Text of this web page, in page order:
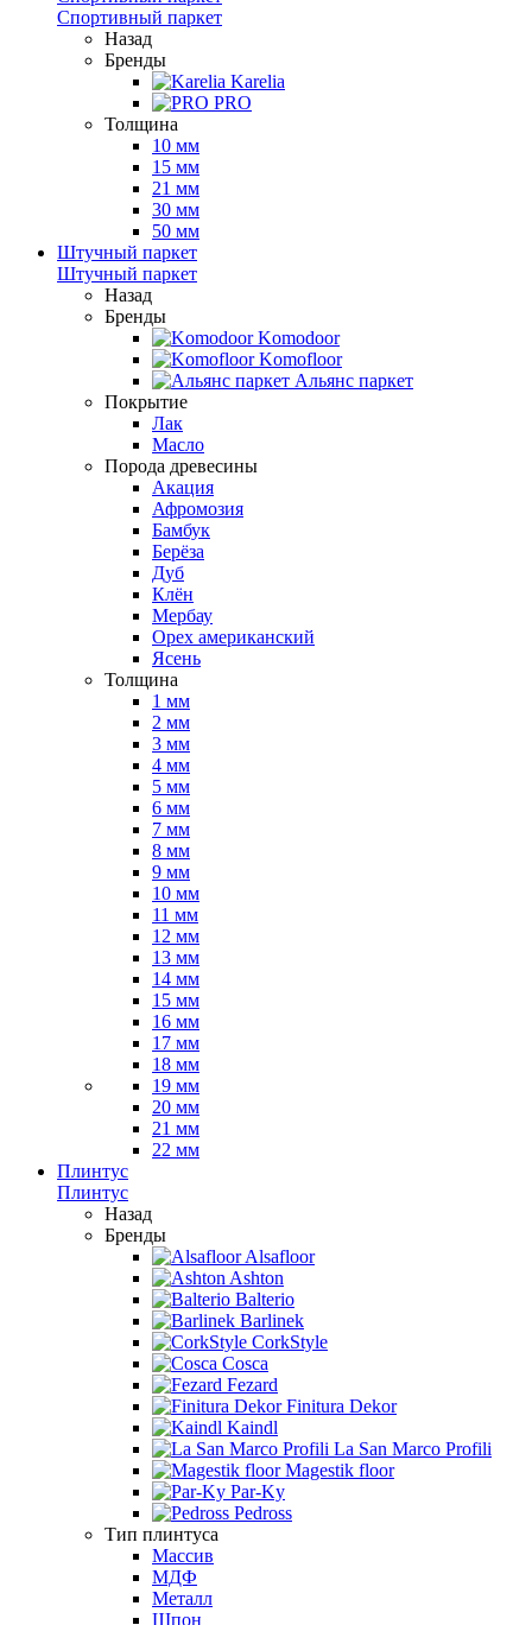
Спортивный паркет
Назад
Бренды
Karelia
PRO
Толщина
10 мм
15 мм
21 мм
30 мм
50 мм
Штучный паркет
Штучный паркет
Назад
Бренды
Komodoor
Komofloor
Альянс паркет
Покрытие
Лак
Масло
Порода древесины
Акация
Афромозия
Бамбук
Берёза
Дуб
Клён
Мербау
Орех американский
Ясень
Толщина
1 мм
2 мм
3 мм
4 мм
5 мм
6 мм
7 мм
8 мм
9 мм
10 мм
11 мм
12 мм
13 мм
14 мм
15 мм
16 мм
17 мм
18 мм
19 мм
20 мм
21 мм
22 мм
Плинтус
Плинтус
Назад
Бренды
Alsafloor
Ashton
Balterio
Barlinek
CorkStyle
Cosca
Fezard
Finitura Dekor
Kaindl
La San Marco Profili
Magestik floor
Par-Ky
Pedross
Тип плинтуса
Массив
МДФ
Металл
Шпон